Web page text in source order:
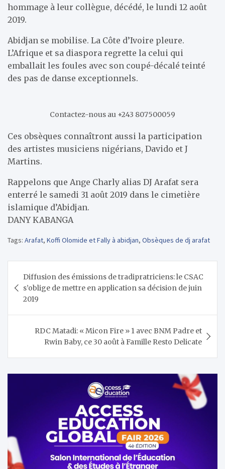
hommage à leur collègue, décédé, le lundi 12 août
2019.
Abidjan se mobilise. La Côte d’Ivoire pleure.
L’Afrique et sa diaspora regrette la celui qui
emballait les foules avec son coupé-décalé teinté
des pas de danse exceptionnels.
Contactez-nous au +243 807500059
Ces obsèques connaîtront aussi la participation
des artistes musiciens nigérians, Davido et J
Martins.
Rappelons que Ange Charly alias DJ Arafat sera
enterré le samedi 31 août 2019 dans le cimetière
islamique d’Abidjan.
DANY KABANGA
Tags: Arafat, Koffi Olomide et Fally à abidjan, Obsèques de dj arafat
de
l’article
Diffusion des émissions de tradipratriciens: le CSAC
s’oblige de mettre en application sa décision de juin
2019
RDC Matadi: « Micon Fire » 1 avec BNM Padre et
Rwin Baby, ce 30 août à Famille Resto Delicate